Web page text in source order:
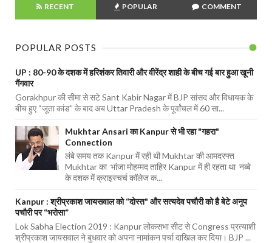
RECENT POPULAR COMMENT
POPULAR POSTS
UP : 80-90 के दशक में हरिशंकर तिवारी और वीरेंद्र शाही के बीच गई बार हुआ खूनी
गैंगवार
Gorakhpur की सीमा से सटे Sant Kabir Nagar में BJP सांसद और विधायक के
बीच हुए “जूता कांड” के बाद अब Uttar Pradesh के पूर्वांचल में 60 सा...
Mukhtar Ansari का Kanpur से भी रहा "गहरा"
Connection
लंबे समय तक Kanpur में रही थी Mukhtar की आमदरफ्त
Mukhtar का भांजा मोहम्मद ताहिर Kanpur में ही रहता था नब्बे
के दशक में क्राइस्चर्च कॉलेज क...
Kanpur : श्रीप्रकाश जायसवाल को “दोस्त" और सत्यदेव पचौरी को है बेटे अनूप
पचौरी पर “भरोसा”
Lok Sabha Election 2019 : Kanpur लोकसभा सीट से Congress प्रत्याशी
श्रीप्रकाश जायसवाल ने बुधवार को अपना नामांकन पर्चा दाखिल कर दिया। BJP ...